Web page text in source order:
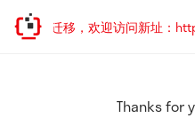
地址已迁移，欢迎访问新址：
Thanks for